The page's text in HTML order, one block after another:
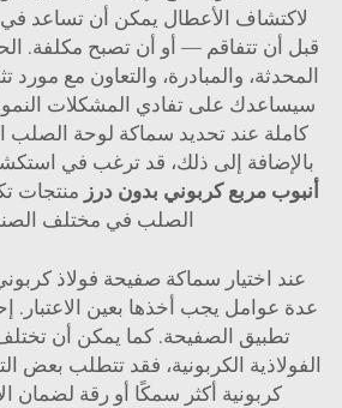
لاكتشاف الأعطال يمكن أن تساعد
قبل أن تتفاقم — أو أن تصبح مكلفة.
المحدثة، والمبادرة، والتعاون مع
سيساعدك على تفادي المشكلات
كاملة عند تحديد سماكة لوحة الصلب
بالإضافة إلى ذلك، قد ترغب في
أنبوب مربع كربوني بدون درز منتجات
الصلب في مختلف
عدة عوامل يجب أخذها بعين الاعتبار.
تطبيق الصفيحة. كما يمكن أن
الفولاذية الكربونية، فقد تتطلب بعض
كربونية أكثر سمكًا أو رقة لضمان